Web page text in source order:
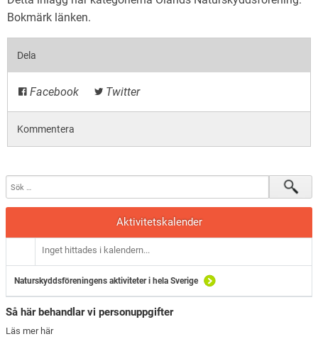
Bokmärk länken.
Dela
Facebook Twitter
Kommentera
Aktivitetskalender
Inget hittades i kalendern...
Naturskyddsföreningens aktiviteter i hela Sverige
Så här behandlar vi personuppgifter
Läs mer här